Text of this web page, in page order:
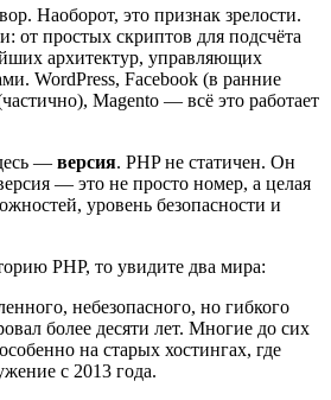
Наоборот, это признак зрелости.
от простых скриптов для подсчёта
архитектур, управляющих
WordPress, Facebook (в ранние
Magento — всё это работает
— версия. PHP не статичен. Он
— это не просто номер, а целая
уровень безопасности и
PHP, то увидите два мира:
небезопасного, но гибкого
более десяти лет. Многие до сих
на старых хостингах, где
с 2013 года.